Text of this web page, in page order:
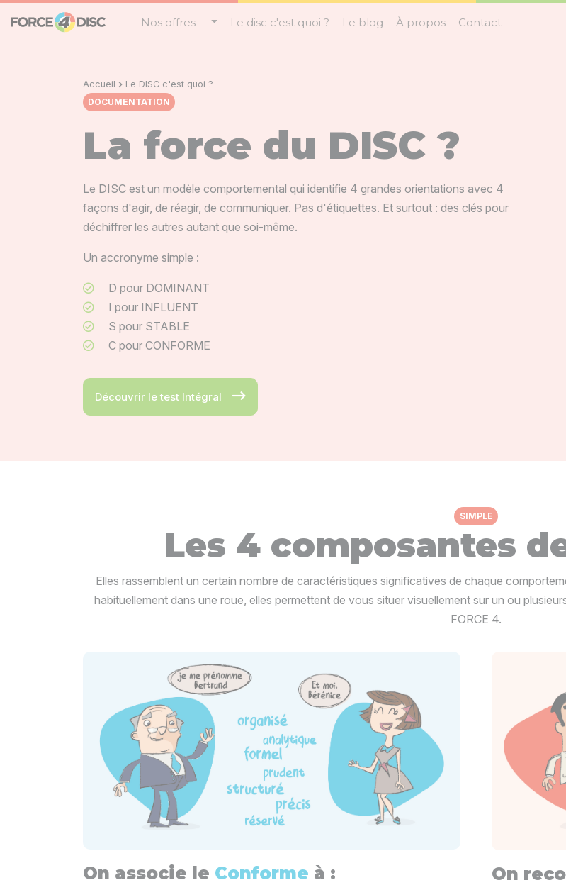
Nos offres Le disc c'est quoi ? Le blog À propos Contact
Accueil
Le DISC c'est quoi ?
DOCUMENTATION
La force du DISC ?
Le DISC est un modèle comportemental qui identifie 4 grandes orientations avec 4
façons d'agir, de réagir, de communiquer. Pas d'étiquettes. Et surtout : des clés pour
déchiffrer les autres autant que soi-même.
Un accronyme simple :
D pour DOMINANT
I pour INFLUENT
S pour STABLE
C pour CONFORME
Découvrir le test Intégral
SIMPLE
Les 4 composantes
Elles rassemblent un certain nombre de caractéristiques significatives de chaque
habituellement dans une roue, elles permettent de vous situer visuellement sur un ou
FORCE 4.
On
On associe le Conforme à :
Panneau de gestion des cookies